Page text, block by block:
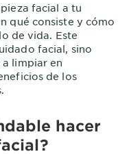
facial a tu
qué consiste y cómo
de vida. Este
facial, sino
limpiar en
de los
hacer